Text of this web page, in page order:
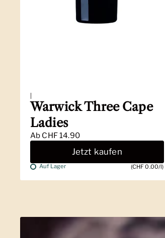
|
Warwick Three Cape
Ladies
Ab CHF 14.90
Jetzt kaufen
Auf Lager (CHF 0.00/l)